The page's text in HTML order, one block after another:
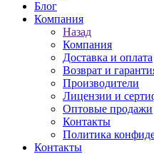
Блог
Компания
Назад
Компания
Доставка и оплата
Возврат и
Производители
Лицензии и
Оптовые продажи
Контакты
Политика
Контакты